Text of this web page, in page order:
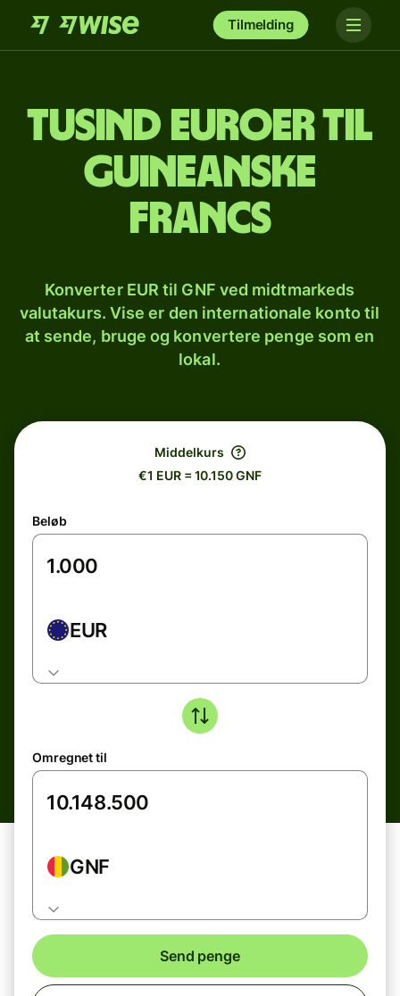
Tilmelding
tusind euroer til
guineanske
francs
Konverter EUR til GNF ved midtmarkeds
valutakurs. Vise er den internationale konto til
at sende, bruge og konvertere penge som en
lokal.
Middelkurs
€1 EUR = 10.150 GNF
Beløb
EUR
Omregnet til
GNF
Send penge